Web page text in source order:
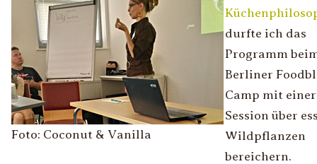
Foto: Coconut & Vanilla
durfte ich das
Programm
Berliner
Camp mit einer
Session über
Wildpflanzen
bereichern.